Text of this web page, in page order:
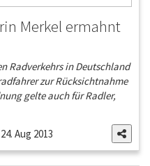
Merkel ermahnt
Radverkehrs in Deutschland
zur Rücksichtnahme
gelte auch für Radler,
24. Aug 2013